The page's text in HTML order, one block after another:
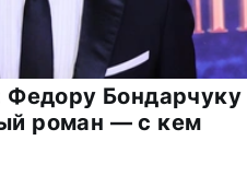
Федору Бондарчуку
роман — с кем